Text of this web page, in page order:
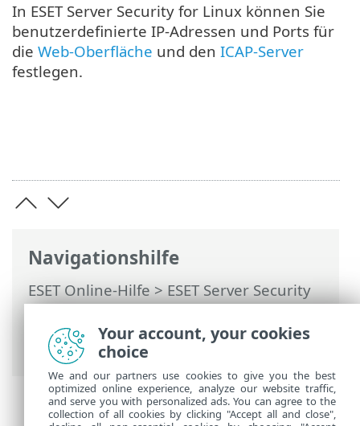
Navigationshilfe
ESET Online-Hilfe>ESET Server Security
for Linux>Konfiguration>Tools>Web-
Oberfläche> Adresse und Port für
Verbindungen
In ESET Server Security for Linux können Sie
benutzerdefinierte IP-Adressen und Ports für
die Web-Oberfläche und den ICAP-Server
festlegen.
Your account, your cookies
choice
We and our partners use cookies to give you the best
optimized online experience, analyze our website traffic,
and serve you with personalized ads. You can agree to the
collection of all cookies by clicking "Accept all and close",